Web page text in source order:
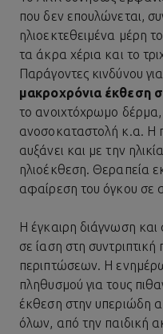
που δεν επουλώνεται,
ηλιοεκτεθειμένα μέρη
τα άκρα χέρια και το
Παράγοντες κινδύνου
μακροχρόνια έκθεση
το ανοιχτόχρωμο
ανοσοκαταστολή κ.α. Η
αυξάνει και με την
ηλιοέκθεση. Θεραπεία
αφαίρεση του όγκου σε
Η έγκαιρη διάγνωση και
σε ίαση στη
περιπτώσεων. Η
πληθυσμού για τους
έκθεση στην υπεριώδη
όλων, από την παιδική